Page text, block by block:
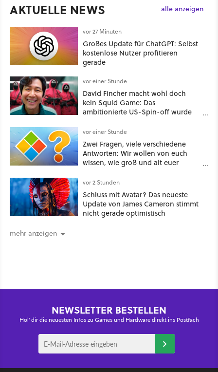
AKTUELLE NEWS alle anzeigen
vor 27 Minuten
Großes Update für ChatGPT: Selbst
kostenlose Nutzer profitieren
gerade
vor einer Stunde
David Fincher macht wohl doch
kein Squid Game: Das
ambitionierte US-Spin-off wurde
vor einer Stunde
Zwei Fragen, viele verschiedene
Antworten: Wir wollen von euch
wissen, wie groß und alt euer
vor 2 Stunden
Schluss mit Avatar? Das neueste
Update von James Cameron stimmt
nicht gerade optimistisch
mehr anzeigen
NEWSLETTER BESTELLEN
Hol' dir die neuesten Infos zu Games und Hardware direkt ins Postfach